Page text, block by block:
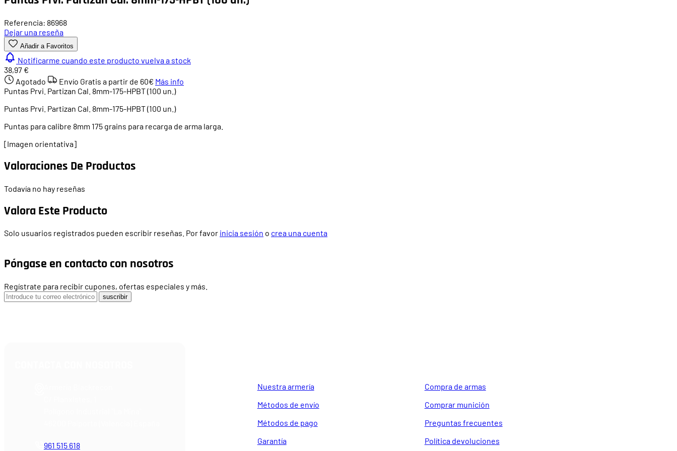
Referencia: 86968
Dejar una reseña
Añadir a Favoritos
Notificarme cuando este producto vuelva a stock
38,97 €
Agotado
Envío Gratis a partir de 60€ Más info
Puntas Prvi. Partizan Cal. 8mm-175-HPBT (100 un.)
Puntas Prvi. Partizan Cal. 8mm-175-HPBT (100 un.)
Puntas para calibre 8mm 175 grains para recarga de arma larga.
[Imagen orientativa]
Valoraciones De Productos
Todavía no hay reseñas
Valora Este Producto
Solo usuarios registrados pueden escribir reseñas. Por favor inicia sesión o crea una cuenta
Póngase en contacto con nosotros
Regístrate para recibir cupones, ofertas especiales y más.
suscribir
961 515 618
Nuestra armería
Métodos de envío
Métodos de pago
Garantía
Compra de armas
Comprar munición
Preguntas frecuentes
Política devoluciones